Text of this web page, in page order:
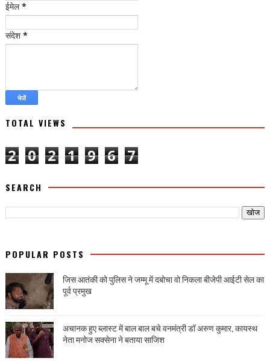
ईमेल*
संदेश *
TOTAL VIEWS
2 0 2 1 9 6 7
SEARCH
POPULAR POSTS
जिस आतंकी को पुलिस ने जम्मू में दबोचा वो निकला बीजेपी आईटी सेल का
पूर्व प्रमुख
अचानक हुए ब्लास्ट में बाल बाल बचे वनमंत्री डॉ अरुण कुमार, कायस्थ
नेता मनोज सक्सेना ने बताया साजिश